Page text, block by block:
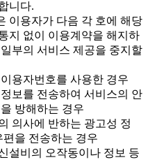
니다.
이용자가 다음 각 호에 해당
지 없이 이용계약을 해지하
부의 서비스 제공을 중지할
용자번호를 사용한 경우
보를 전송하여 서비스의 안
방해하는 경우
의사에 반하는 광고성 정
편을 전송하는 경우
설비의 오작동이나 정보 등